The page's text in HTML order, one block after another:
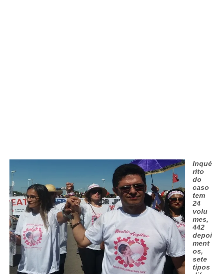
Inqué
rito
do
caso
tem
24
volu
mes,
442
depoi
ment
os,
sete
tipos